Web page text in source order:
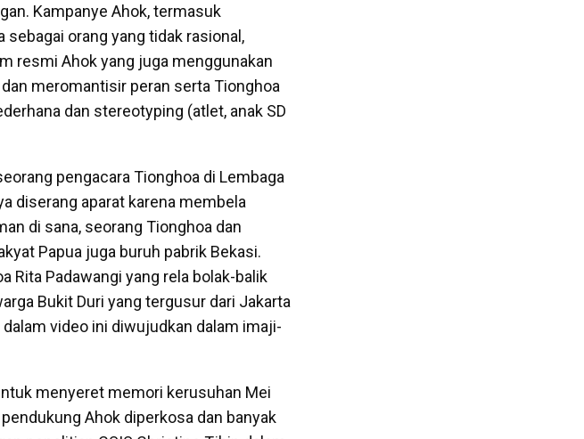
Kampanye Ahok, termasuk
orang yang tidak rasional,
resmi Ahok yang juga menggunakan
meromantisir peran serta Tionghoa
dan stereotyping (atlet, anak SD
pengacara Tionghoa di Lembaga
diserang aparat karena membela
di sana, seorang Tionghoa dan
Papua juga buruh pabrik Bekasi.
Rita Padawangi yang rela bolak-balik
Bukit Duri yang tergusur dari Jakarta
video ini diwujudkan dalam imaji-
menyeret memori kerusuhan Mei
Ahok diperkosa dan banyak